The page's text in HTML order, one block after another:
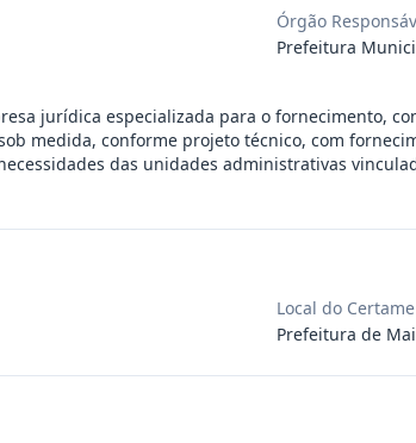
aquisição de materiais de construção...
aquisição de materiais elétricos para...
jurídica para prestação de serviços...
Órgão
Prefeitura
jurídica especializada para o fornecimento,
medida, conforme projeto técnico, com
das unidades administrativas
Local do Certame
Prefeitura de